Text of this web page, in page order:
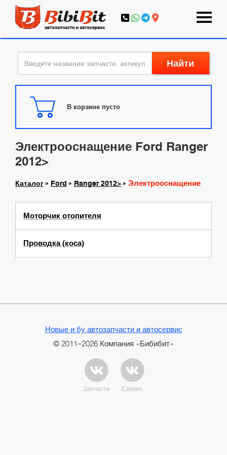
Найти
В корзине пусто
Электрооснащение Ford Ranger
2012>
Каталог Ford Ranger 2012> Электрооснащение
Моторчик отопителя
Проводка (коса)
Новые и бу автозапчасти и автосервис
© 2011–2026 Компания «Бибибит»
Запчасти Сервис